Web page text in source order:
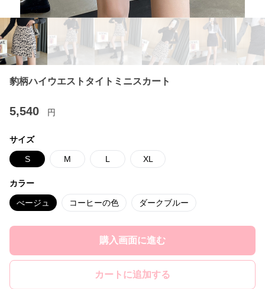
豹柄ハイウエストタイトミニスカート
5,540 円
サイズ
S M L XL
カラー
べージュ コーヒーの色 ダークブルー
購入画面に進む
カートに追加する